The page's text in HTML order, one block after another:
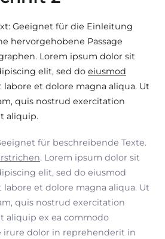
Geeignet für die Einleitung
hervorgehobene Passage
Lorem ipsum dolor sit
elit, sed do eiusmod
et dolore magna aliqua. Ut
quis nostrud exercitation
aliquip.
für beschreibende Texte.
. Lorem ipsum dolor sit
elit, sed do eiusmod
et dolore magna aliqua. Ut
quis nostrud exercitation
aliquip ex ea commodo
irure dolor in reprehenderit in